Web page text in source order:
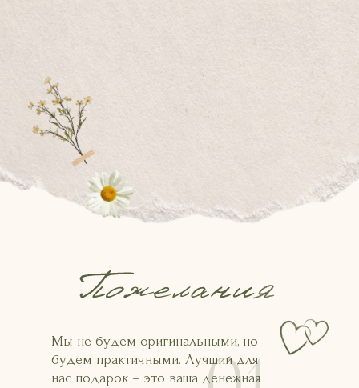
Мы не будем оригинальными, но
будем практичными. Лучший для
нас подарок – это ваша денежная